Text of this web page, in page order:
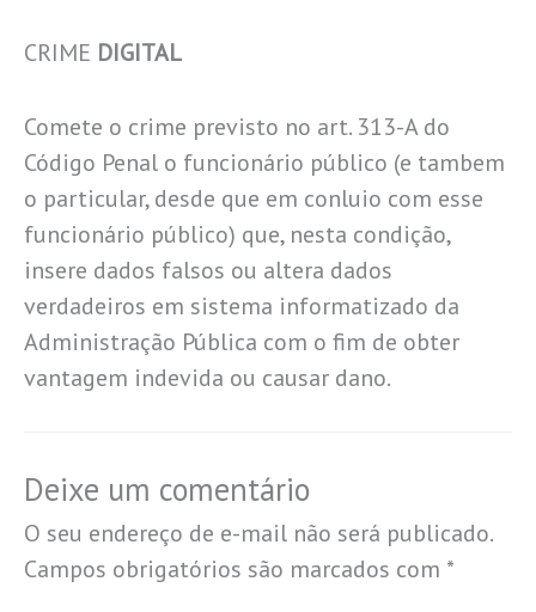
CRIME DIGITAL
Comete o crime previsto no art. 313-A do
Código Penal o funcionário público (e tambem
o particular, desde que em conluio com esse
funcionário público) que, nesta condição,
insere dados falsos ou altera dados
verdadeiros em sistema informatizado da
Administração Pública com o fim de obter
vantagem indevida ou causar dano.
Deixe um comentário
O seu endereço de e-mail não será publicado.
Campos obrigatórios são marcados com *